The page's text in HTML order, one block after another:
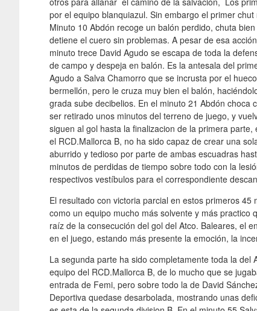
por el equipo blanquiazul. Sin embargo el primer
Minuto 10 Abdón recoge un balón perdido, chuta
detiene el cuero sin problemas. A pesar de esa
minuto trece David Agudo se escapa de toda la
de campo y despeja en balón. Es la antesala del
Agudo a Salva Chamorro que se incrusta por el
bermellón, pero le cruza muy bien el balón,
grada sube decibelios. En el minuto 21 Abdón
ser retirado unos minutos del terreno de juego, y
siguen al gol hasta la finalizacion de la primera
el RCD.Mallorca B, no ha sido capaz de crear una
aburrido y tedioso por parte de ambas escuadras
minutos de perdidas de tiempo sobre todo con la
respectivos vestíbulos para el correspondiente
El resultado con victoria parcial en estos primeros
como un equipo mucho más solvente y más
raíz de la consecución del gol del Atco. Baleares, el
en el juego, estando más presente la emoción, la
La segunda parte ha sido completamente toda la
equipo del RCD.Mallorca B, de lo mucho que se
entrada de Femi, pero sobre todo la de David
Deportiva quedase desarbolada, mostrando unas